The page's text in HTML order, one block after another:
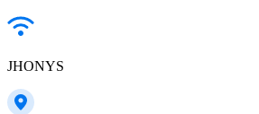
JHONYS